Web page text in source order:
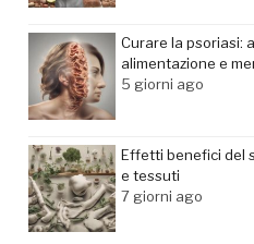
Curare la psoriasi:
alimentazione e
5 giorni ago
Effetti benefici del
e tessuti
7 giorni ago